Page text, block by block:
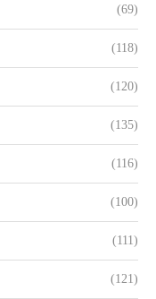
(69)
(118)
(120)
(135)
(116)
(100)
(111)
(121)